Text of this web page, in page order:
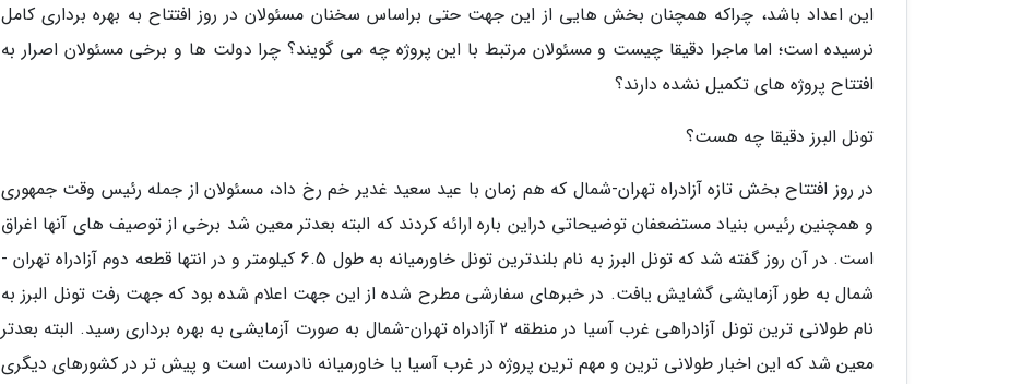
این اعداد باشد، چراکه همچنان بخش هایی از این جهت حتی براساس سخنان مسئولان در روز افتتاح به بهره برداری کامل
نرسیده است؛ اما ماجرا دقیقا چیست و مسئولان مرتبط با این پروژه چه می گویند؟ چرا دولت ها و برخی مسئولان اصرار به
افتتاح پروژه های تکمیل نشده دارند؟
تونل البرز دقیقا چه هست؟
در روز افتتاح بخش تازه آزادراه تهران-شمال که هم زمان با عید سعید غدیر خم رخ داد، مسئولان از جمله رئیس وقت جمهوری
و همچنین رئیس بنیاد مستضعفان توضیحاتی دراین باره ارائه کردند که البته بعدتر معین شد برخی از توصیف های آنها اغراق
است. در آن روز گفته شد که تونل البرز به نام بلندترین تونل خاورمیانه به طول 6.5 کیلومتر و در انتها قطعه دوم آزادراه تهران -
شمال به طور آزمایشی گشایش یافت. در خبرهای سفارشی مطرح شده از این جهت اعلام شده بود که جهت رفت تونل البرز به
نام طولانی ترین تونل آزادراهی غرب آسیا در منطقه 2 آزادراه تهران-شمال به صورت آزمایشی به بهره برداری رسید. البته بعدتر
معین شد که این اخبار طولانی ترین و مهم ترین پروژه در غرب آسیا یا خاورمیانه نادرست است و پیش تر در کشورهای دیگری